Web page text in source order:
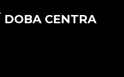
DOBA CENTRA